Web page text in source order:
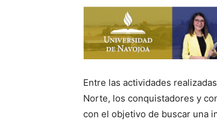
Entre las actividades
Norte, los conquistadores y
con el objetivo de buscar una